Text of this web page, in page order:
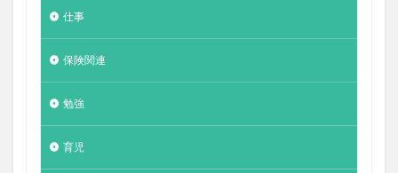
仕事
保険関連
勉強
育児